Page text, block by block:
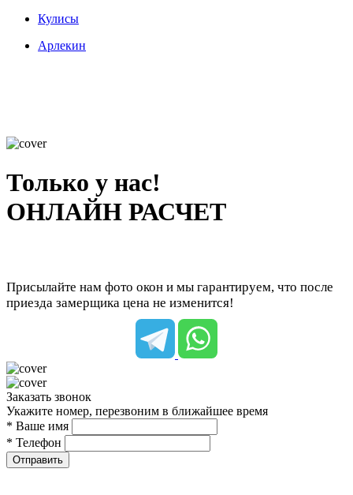
Кулисы
Арлекин
Только у нас!
ОНЛАЙН РАСЧЕТ
Присылайте нам фото окон и мы гарантируем, что после
приезда замерщика цена не изменится!
Заказать звонок
Укажите номер, перезвоним в ближайшее время
* Ваше имя
* Телефон
Отправить